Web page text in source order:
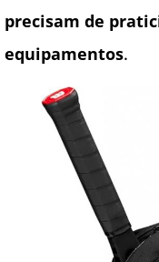
precisam de
equipamentos.